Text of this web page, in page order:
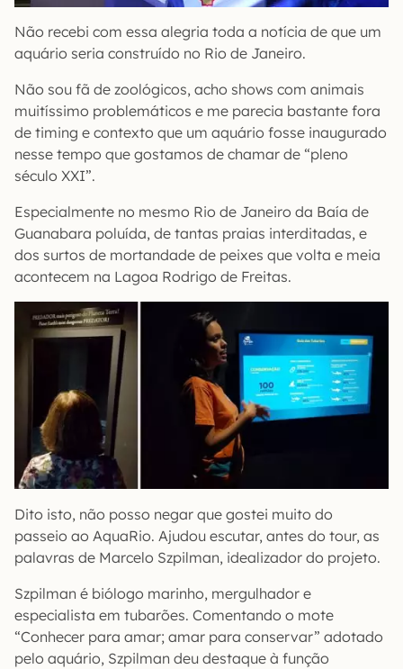
Não recebi com essa alegria toda a notícia de que um
aquário seria construído no Rio de Janeiro.
Não sou fã de zoológicos, acho shows com animais
muitíssimo problemáticos e me parecia bastante fora
de timing e contexto que um aquário fosse inaugurado
nesse tempo que gostamos de chamar de “pleno
século XXI”.
Especialmente no mesmo Rio de Janeiro da Baía de
Guanabara poluída, de tantas praias interditadas, e
dos surtos de mortandade de peixes que volta e meia
acontecem na Lagoa Rodrigo de Freitas.
Dito isto, não posso negar que gostei muito do
passeio ao AquaRio. Ajudou escutar, antes do tour, as
palavras de Marcelo Szpilman, idealizador do projeto.
Szpilman é biólogo marinho, mergulhador e
especialista em tubarões. Comentando o mote
“Conhecer para amar; amar para conservar” adotado
pelo aquário, Szpilman deu destaque à função